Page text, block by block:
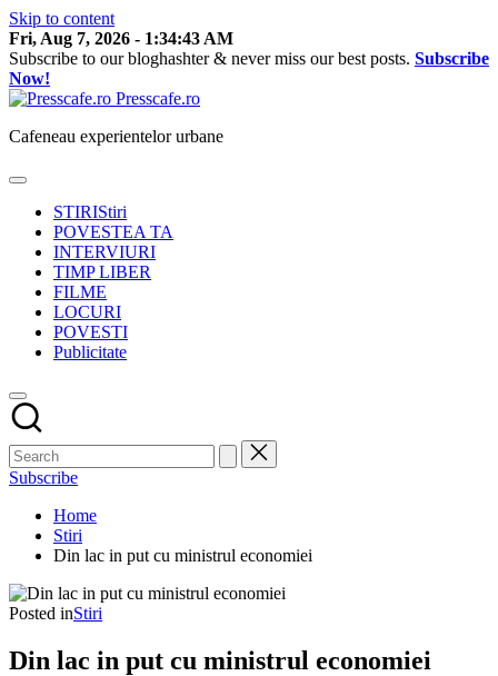
Skip to content
Fri, Aug 7, 2026 - 1:34:44 AM
Subscribe to our bloghashter & never miss our best posts. Subscribe
Now!
Presscafe.ro
Cafeneau experientelor urbane
STIRIStiri
POVESTEA TA
INTERVIURI
TIMP LIBER
FILME
LOCURI
POVESTI
Publicitate
Subscribe
Home
Stiri
Din lac in put cu ministrul economiei
Posted inStiri
Din lac in put cu ministrul economiei